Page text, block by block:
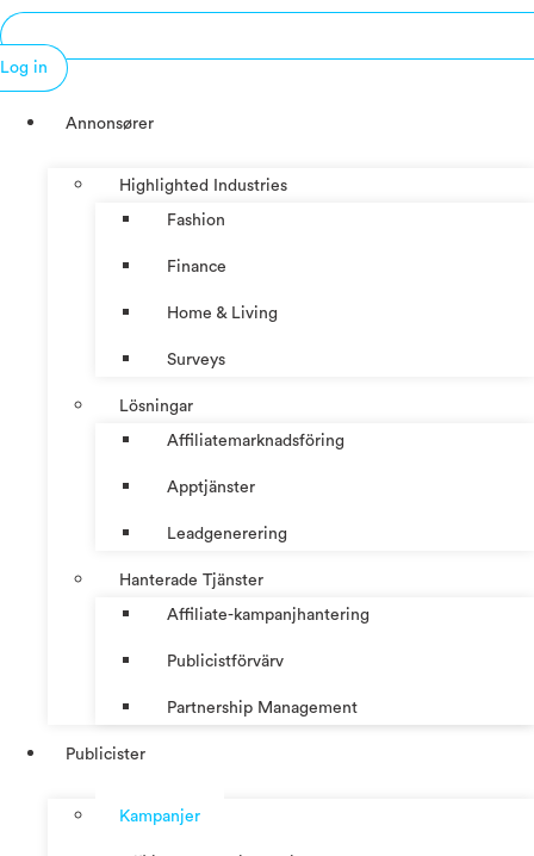
Log in
Annonsører
Highlighted Industries
Fashion
Finance
Home & Living
Surveys
Lösningar
Affiliatemarknadsföring
Apptjänster
Leadgenerering
Hanterade Tjänster
Affiliate-kampanjhantering
Publicistförvärv
Partnership Management
Publicister
Kampanjer